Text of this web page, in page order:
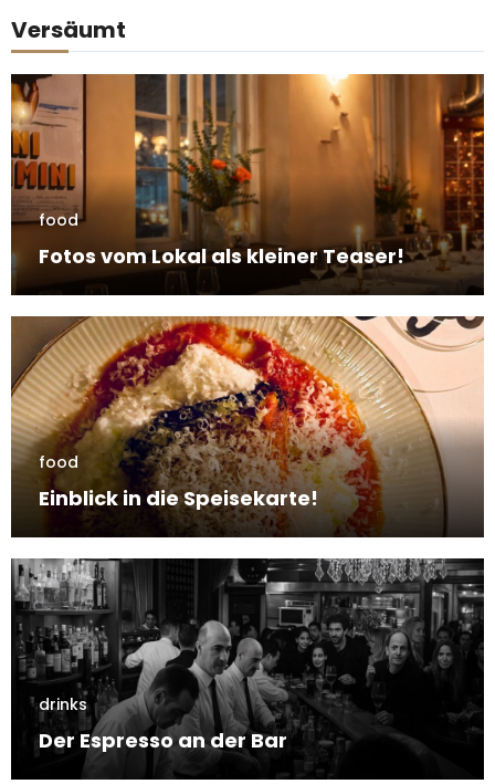
Versäumt
food
Fotos vom Lokal als kleiner Teaser!
food
Einblick in die Speisekarte!
drinks
Der Espresso an der Bar